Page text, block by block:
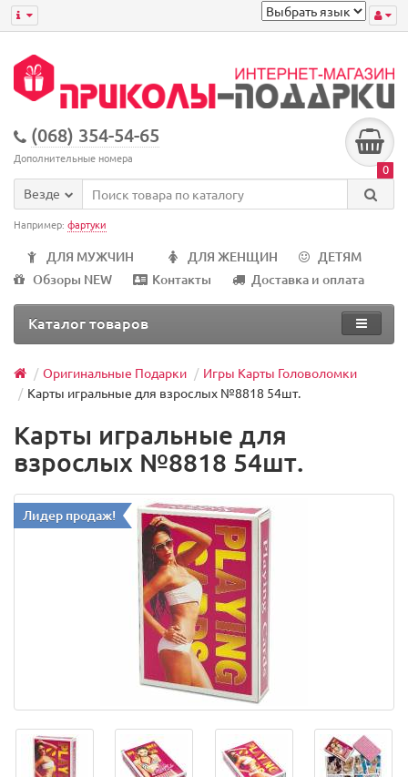
(068) 354-54-65
Дополнительные номера
0
Везде
Например: фартуки
ДЛЯ МУЖЧИН ДЛЯ ЖЕНЩИН
ДЕТЯМ
Обзоры NEW
Контакты Доставка и оплата
Каталог товаров
Оригинальные Подарки
Игры Карты Головоломки
Карты игральные для взрослых №8818 54шт.
Карты игральные для
взрослых №8818 54шт.
Лидер продаж!